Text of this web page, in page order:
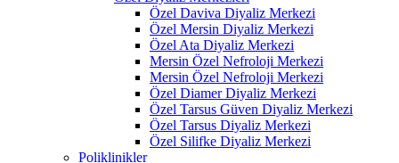
Özel Daviva Diyaliz Merkezi
Özel Mersin Diyaliz Merkezi
Özel Ata Diyaliz Merkezi
Mersin Özel Nefroloji Merkezi
Mersin Özel Nefroloji Merkezi
Özel Diamer Diyaliz Merkezi
Özel Tarsus Güven Diyaliz Merkezi
Özel Tarsus Diyaliz Merkezi
Özel Silifke Diyaliz Merkezi
Poliklinikler